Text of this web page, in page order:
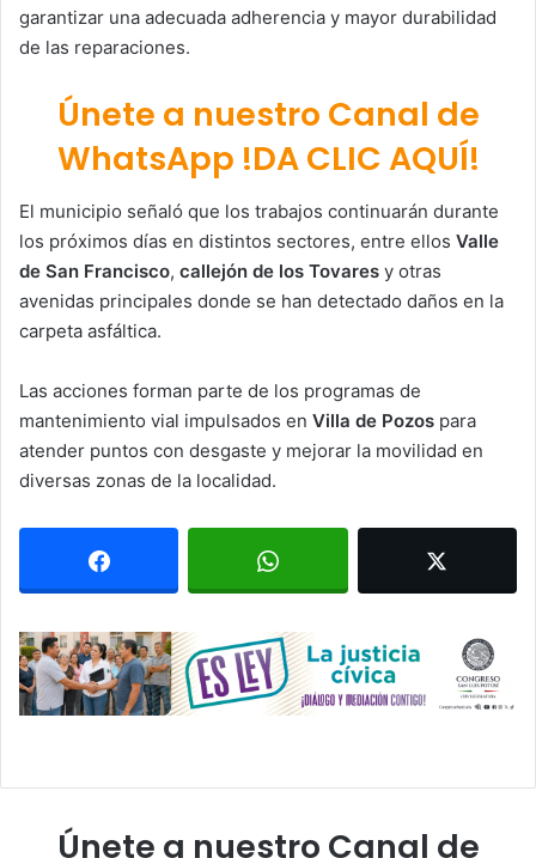
garantizar una adecuada adherencia y mayor durabilidad
de las reparaciones.
Únete a nuestro Canal de
WhatsApp !DA CLIC AQUÍ!
El municipio señaló que los trabajos continuarán durante
los próximos días en distintos sectores, entre ellos Valle
de San Francisco, callejón de los Tovares y otras
avenidas principales donde se han detectado daños en la
carpeta asfáltica.
Las acciones forman parte de los programas de
mantenimiento vial impulsados en Villa de Pozos para
atender puntos con desgaste y mejorar la movilidad en
diversas zonas de la localidad.
Únete a nuestro Canal de